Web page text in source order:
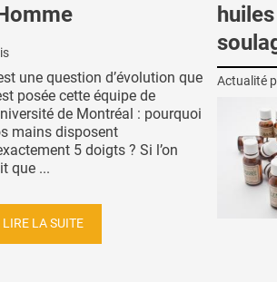
une question d’évolution que
posée cette équipe de
de Montréal : pourquoi
mains disposent
5 doigts ? Si l’on
que ...
LIRE LA SUITE
Actualité